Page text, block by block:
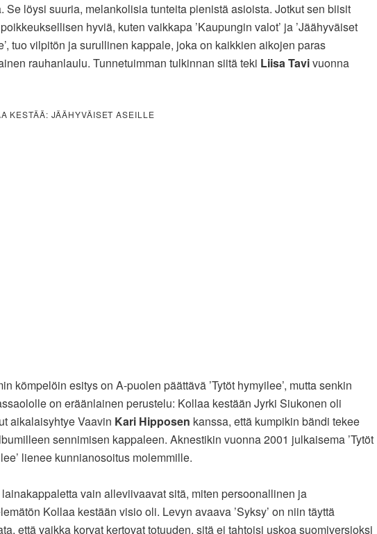
Se löysi suuria, melankolisia tunteita pienistä asioista. Jotkut sen biisit
hyviä, kuten vaikkapa ’Kaupungin valot’ ja ’Jäähyväiset
tuo vilpitön ja surullinen kappale, joka on kaikkien aikojen paras
rauhanlaulu. Tunnetuimman tulkinnan siitä teki Liisa Tavivuonna
KESTÄÄ: JÄÄHYVÄISET ASEILLE
kömpelöin esitys on A-puolen päättävä ’Tytöt hymyilee’, mutta senkin
on eräänlainen perustelu: Kollaa kestään Jyrki Siukonen oli
aikalaisyhtye Vaavin Kari Hipposen kanssa, että kumpikin bändi tekee
sennimisen kappaleen. Aknestikin vuonna 2001 julkaisema ’Tytöt
lienee kunnianosoitus molemmille.
vain alleviivaavat sitä, miten persoonallinen ja
Kollaa kestään visio oli. Levyn avaava ’Syksy’ on niin täyttä
että vaikka korvat kertovat totuuden, sitä ei tahtoisi uskoa suomiversioksi